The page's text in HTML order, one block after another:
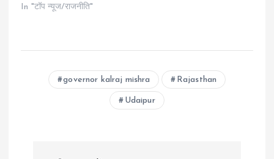
In "टॉप न्यूज/राजनीति"
governor kalraj mishra Rajasthan
Udaipur